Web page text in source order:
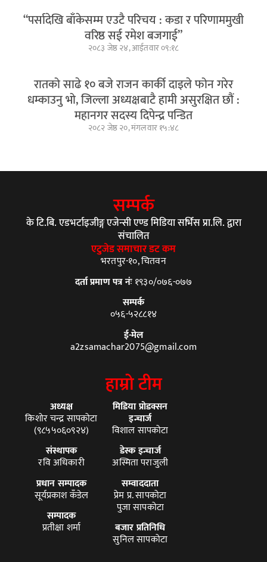
“पर्सादेखि बाँकेसम्म एउटै परिचय : कडा र परिणाममुखी
वरिष्ठ सई रमेश बजगाई”
२०८३ जेष्ठ २४, आईतवार ०९:१८
रातको साढे १० बजे राजन कार्की दाइले फोन गरेर
धम्काउनु भो, जिल्ला अध्यक्षबाटै हामी असुरक्षित छौं :
महानगर सदस्य दिपेन्द्र पन्डित
२०८२ जेष्ठ २०, मंगलवार १५:४८
सम्पर्क
के टि.बि. एडभर्टाइजीङ्ग एजेन्सी एण्ड मिडिया सर्भिस प्रा.लि. द्वारा
संचालित
एटुजेड समाचार डट कम
भरतपुर-१०, चितवन
दर्ता प्रमाण पत्र नंः१९३०/०७६-०७७
सम्पर्क
०५६-५२८८१४
ई-मेल
a2zsamachar2075@gmail.com
हाम्रो टीम
अध्यक्ष
किशोर चन्द्र सापकोटा
(९८५५०६०९२४)
संस्थापक
रवि अधिकारी
प्रधान सम्पादक
सूर्यप्रकाश कँडेल
सम्पादक
प्रतीक्षा शर्मा
मिडिया प्रोडक्सन
इन्चार्ज
विशाल सापकोटा
डेस्क इन्चार्ज
अस्मिता पराजुली
सम्वाददाता
प्रेम प्र. सापकोटा
पुजा सापकोटा
बजार प्रतिनिधि
सुनिल सापकोटा